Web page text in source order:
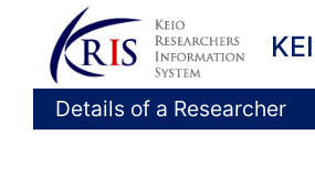
Details of a Researcher